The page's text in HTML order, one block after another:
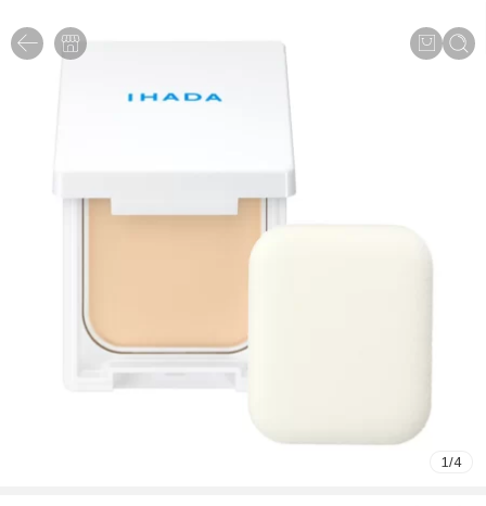
1/4